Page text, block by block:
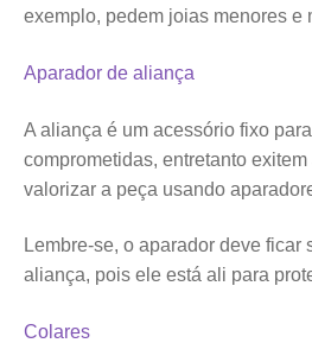
exemplo, pedem joias menores e
Aparador de aliança
A aliança é um acessório fixo
comprometidas, entretanto
valorizar a peça usando
Lembre-se, o aparador deve ficar
aliança, pois ele está ali para
Colares